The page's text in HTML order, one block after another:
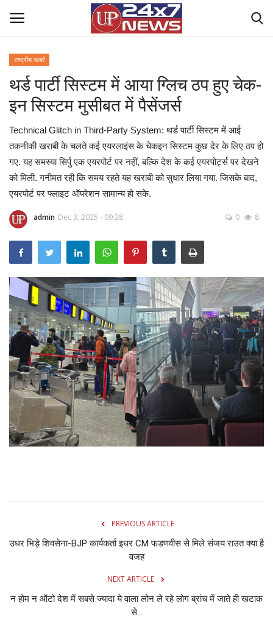
Home
Contact Us
राष्ट्रीय खबरें
उत्तर प्रदेश
बिज़नेस
क्राइम
Gallery
क्रिकेट
अजब गज़ब
टीवी
करियर
राष्ट्रीय खबरें
थर्ड पार्टी सिस्‍टम में आया ग्लिच ठप हुए चेक-
इन सिस्टम मुसीबत में पैसेंजर्स
Technical Glitch in Third-Party System: थर्ड पार्टी सिस्‍टम में आई
तकनीकी खराबी के चलते कई एयरलाइंस के चेकइन सिस्‍टम कुछ देर के लिए ठप हो
गए. यह समस्‍या सिर्पु एक एयरपोर्ट पर नहीं, बल्कि देश के कई एयरपोर्ट्स पर देखने
को मिली. गनीमत रही कि समय रहते यह खराबी को सुधार लिया गया. जिसके बाद,
एयरपोर्ट पर फ्लाइट ऑपरेशन सामान्‍य हो सके.
admin Dec 3, 2025 - 09:28 0 8
PREVIOUS ARTICLE
उधर भिड़े शिवसेना-BJP कार्यकर्ता इधर CM फडणवीस से मिले संजय राउत क्या है
वजह
NEXT ARTICLE
न होम न ऑटो देश में सबसे ज्यादा ये वाला लोन ले रहे लोग ब्रांच में जाते ही खटाक
से...